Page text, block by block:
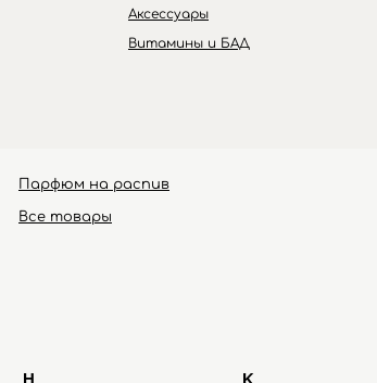
Аксессуары
Витамины и БАД
Парфюм на распив
Все товары
Ultraceuticals
H K